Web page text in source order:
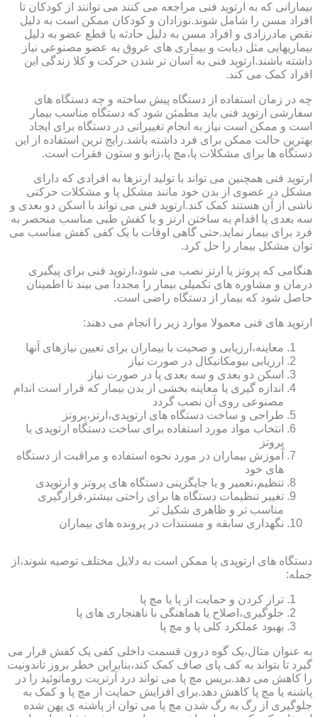
بیمارانی که به ارتوپد فنی مراجعه می کنند می توانند از کودکان تا
افراد مسن را شامل شوند.نوزادان و کودکان ممکن است به دلیل
نقص مادرزادی و افراد مسن به دلیل حادثه یا قطع عضو به دلیل
بیماریهایی مثل دیابت و بیماری های عروق به عضو مصنوعی نیاز
داشته باشند.ارتوپد فنی به آسان تر شدن حرکت و کلا زندگی این
افراد کمک می کند.
چه در زمان استفاده از دستگاه پیش ساخته و چه دستگاه های
سفارشی ارتوپد فنی باید مطمئن شود که دستگاه مناسب بیمار
است و ممکن است نیاز به انجام تغییراتی در دستگاه برای ایجاد
بهترین حالت ممکن برای فرد داشته باشد.رایج ترین استفاده از این
دستگاه ها برای مشکلات پا،مچ پا،زانو و ستون فقرات است.
ارتوپد فنی همچنین می تواند با تولید ارتزها به افرادی که دارای
مشکل در عضوی از بدن خود مانند مشکل پا و مشکلات حرکتی
ناشی از آن هستند کمک کند.ارتوپد فنی می تواند با اسکن دو بعدی و
سه بعدی پا اقدام به ساختن ارتز و یا کفش طبی مناسب منحصر به
فرد برای بیمار نماید.حتی گاهی اوقات با یک کفی کفش مناسب می
توان مشکل بیمار را حل کرد.
هنگامی که پروتز یا ارتز نصب می شود،ارتوپد فنی برای پیگیری
درمان و مشاوره های تکمیلی بیمار را مجددا می بیند تا اطمینان
حاصل شود که بیمار از دستگاه راضی است.
ارتوپد های فنی معمولا موارد زیر را انجام می دهند:
معاینه،ارزیابی و صحبت با بیماران برای تعیین نیازهای آنها
ارزیابی بیومکانیکال در صورت نیاز
اسکن دو بعدی و سه بعدی پا در صورت نیاز
اندازه گیری یا معاینه بخشی از بدن بیمار که قرار است اندام
مصنوعی روی آن نصب گردد
طراحی و ساخت دستگاه های ارتوپدی،ارتز،پروتز
انتخاب مواد مورد استفاده برای ساخت دستگاه ارتوپدی یا
پروتز
آموزش بیماران در مورد نحوه استفاده و مراقبت از دستگاه
های خود
تنظیم،تعمیر و یا جایگزینی دستگاه های پروتز و ارتوپدی
تغییر تنظیمات دستگاه ها برای راحتی بیشتر،قرارگیری
مناسب تر و ظاهری شکیل تر
نگهداری سابقه و مستندات در پرونده های بیماران
دستگاه های ارتوپدی پا ممکن است به دلایل مختلف توصیه شوند،از
جمله:
تراز کردن و حمایت از پا یا مچ پا
جلوگیری،اصلاح یا هماهنگی با ناهنجاری های پا
بهبود عملکرد کلی پا و مچ پا
به عنوان مثال،یک گوه درون قسمت داخلی کفی یک کفش قرار می
گیرد تا بتواند به کف پای صاف کمک کند،بنابراین خطر بروز تاندونیت
را کاهش می دهد.بریس مچ پا می تواند درد آرتریت روماتوئید را در
پاشنه یا مچ پا کاهش دهد.برای افزایش حمایت از مچ پا و کمک به
جلوگیری از رگ به رگ شدن مچ پا می توان از پاشنه ی پهن شده